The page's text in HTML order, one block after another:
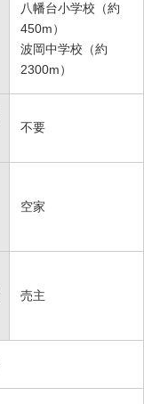
八幡台小学校（約
450m）
波岡中学校（約
2300m）
不要
空家
売主